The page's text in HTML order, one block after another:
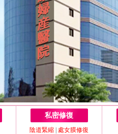
私密修復
陰道緊縮
處女膜修復